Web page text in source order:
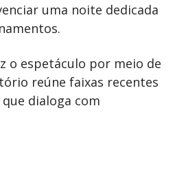
uma noite dedicada
o espetáculo por meio de
reúne faixas recentes
dialoga com